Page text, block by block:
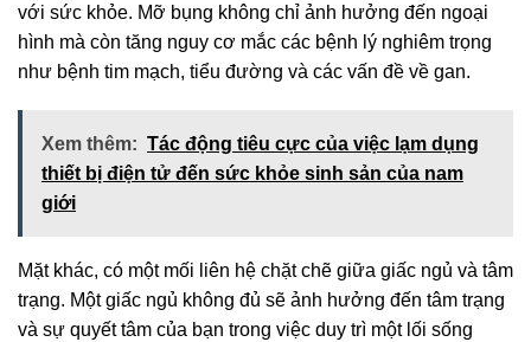
với sức khỏe. Mỡ bụng không chỉ ảnh hưởng đến ngoại
hình mà còn tăng nguy cơ mắc các bệnh lý nghiêm trọng
như bệnh tim mạch, tiểu đường và các vấn đề về gan.
Xem thêm: Tác động tiêu cực của việc lạm dụng
thiết bị điện tử đến sức khỏe sinh sản của nam
giới
Mặt khác, có một mối liên hệ chặt chẽ giữa giấc ngủ và tâm
trạng. Một giấc ngủ không đủ sẽ ảnh hưởng đến tâm trạng
và sự quyết tâm của bạn trong việc duy trì một lối sống